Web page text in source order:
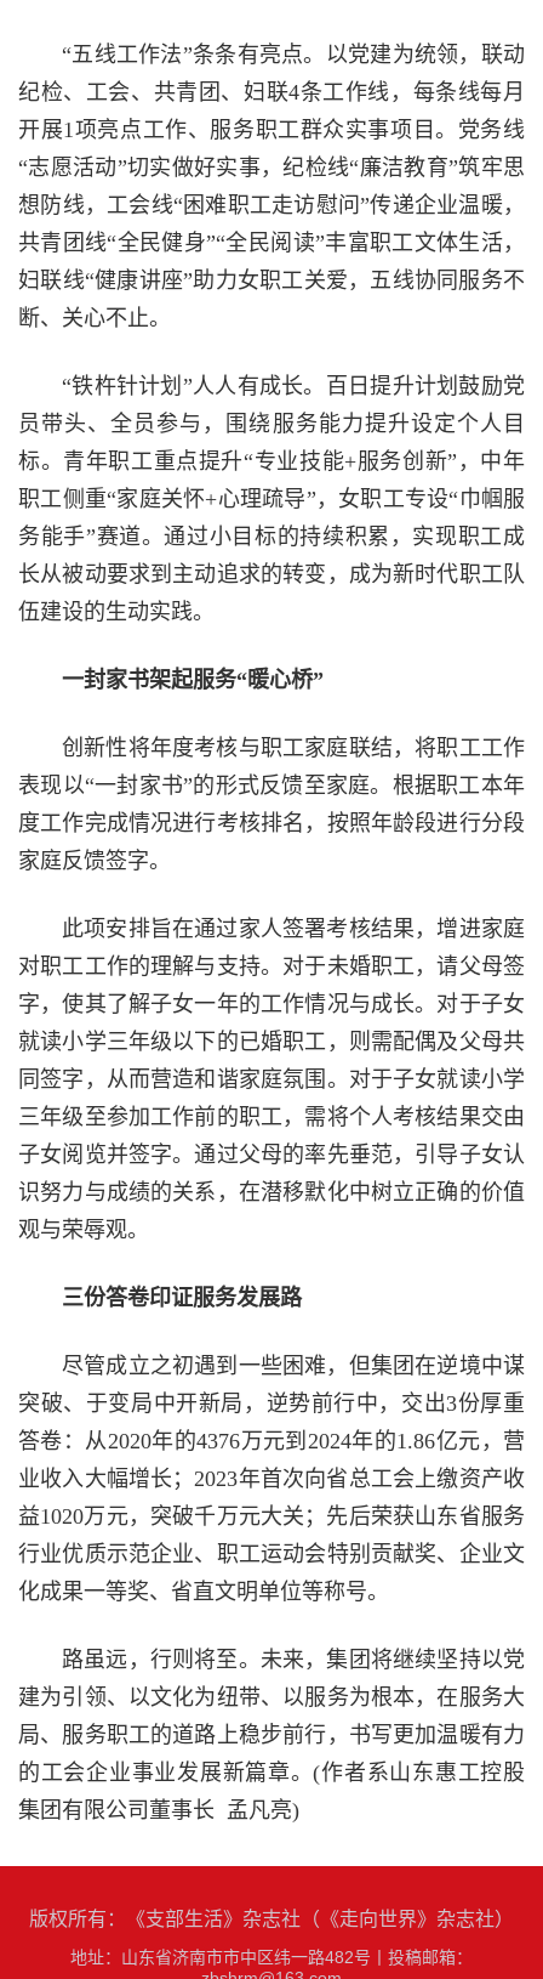
“五线工作法”条条有亮点。以党建为统领，联动
纪检、工会、共青团、妇联4条工作线，每条线每月
开展1项亮点工作、服务职工群众实事项目。党务线
“志愿活动”切实做好实事，纪检线“廉洁教育”筑牢思
想防线，工会线“困难职工走访慰问”传递企业温暖，
共青团线“全民健身”“全民阅读”丰富职工文体生活，
妇联线“健康讲座”助力女职工关爱，五线协同服务不
断、关心不止。
“铁杵针计划”人人有成长。百日提升计划鼓励党
员带头、全员参与，围绕服务能力提升设定个人目
标。青年职工重点提升“专业技能+服务创新”，中年
职工侧重“家庭关怀+心理疏导”，女职工专设“巾帼服
务能手”赛道。通过小目标的持续积累，实现职工成
长从被动要求到主动追求的转变，成为新时代职工队
伍建设的生动实践。
一封家书架起服务“暖心桥”
创新性将年度考核与职工家庭联结，将职工工作
表现以“一封家书”的形式反馈至家庭。根据职工本年
度工作完成情况进行考核排名，按照年龄段进行分段
家庭反馈签字。
此项安排旨在通过家人签署考核结果，增进家庭
对职工工作的理解与支持。对于未婚职工，请父母签
字，使其了解子女一年的工作情况与成长。对于子女
就读小学三年级以下的已婚职工，则需配偶及父母共
同签字，从而营造和谐家庭氛围。对于子女就读小学
三年级至参加工作前的职工，需将个人考核结果交由
子女阅览并签字。通过父母的率先垂范，引导子女认
识努力与成绩的关系，在潜移默化中树立正确的价值
观与荣辱观。
三份答卷印证服务发展路
尽管成立之初遇到一些困难，但集团在逆境中谋
突破、于变局中开新局，逆势前行中，交出3份厚重
答卷：从2020年的4376万元到2024年的1.86亿元，营
业收入大幅增长；2023年首次向省总工会上缴资产收
益1020万元，突破千万元大关；先后荣获山东省服务
行业优质示范企业、职工运动会特别贡献奖、企业文
化成果一等奖、省直文明单位等称号。
路虽远，行则将至。未来，集团将继续坚持以党
建为引领、以文化为纽带、以服务为根本，在服务大
局、服务职工的道路上稳步前行，书写更加温暖有力
的工会企业事业发展新篇章。(作者系山东惠工控股
集团有限公司董事长 孟凡亮)
版权所有：《支部生活》杂志社（《走向世界》杂志社）
地址：山东省济南市市中区纬一路482号
投稿邮箱：